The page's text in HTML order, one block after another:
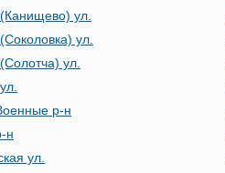
ул.
ул.
ул.
р-н
н
ул.